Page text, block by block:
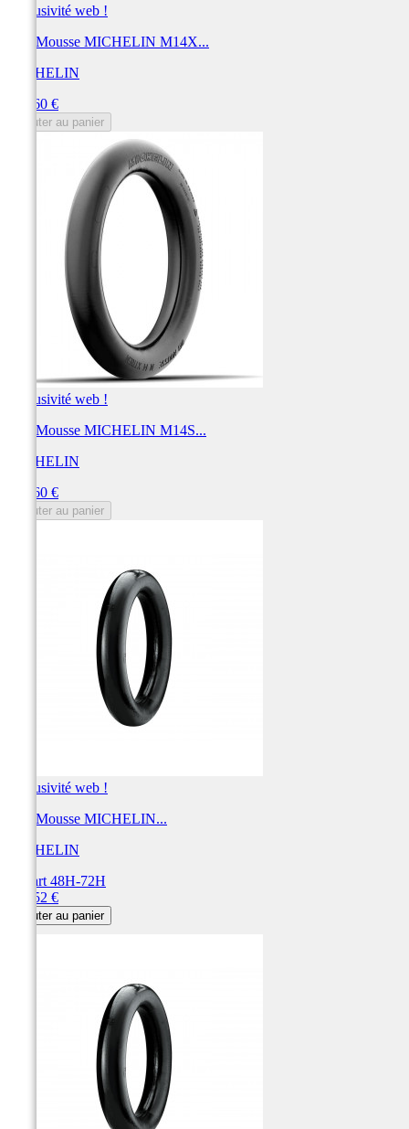
Exclusivité web !
BIB Mousse MICHELIN M14X...
MICHELIN
153,60 €
Ajouter au panier
Exclusivité web !
BIB Mousse MICHELIN M14S...
MICHELIN
153,60 €
Ajouter au panier
Exclusivité web !
BIB Mousse MICHELIN...
MICHELIN
Départ 48H-72H
152,52 €
Ajouter au panier